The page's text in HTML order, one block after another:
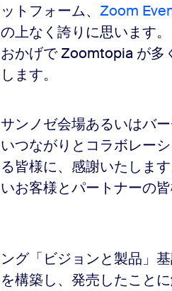
トフォーム、 Zoom
上なく誇りに思います
かげで Zoomtopia が多
ます。
ンノゼ会場あるいはバ
つながりとコラボレー
皆様に、感謝いたしま
お客様とパートナーの
グ「ビジョンと製品」
構築し、発売したこと